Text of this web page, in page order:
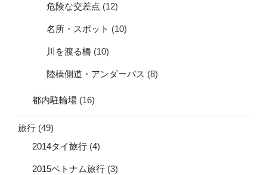
危険な交差点 (12)
名所・スポット (10)
川を渡る橋 (10)
陸橋側道・アンダーパス (8)
都内駐輪場 (16)
旅行 (49)
2014タイ旅行 (4)
2015ベトナム旅行 (3)